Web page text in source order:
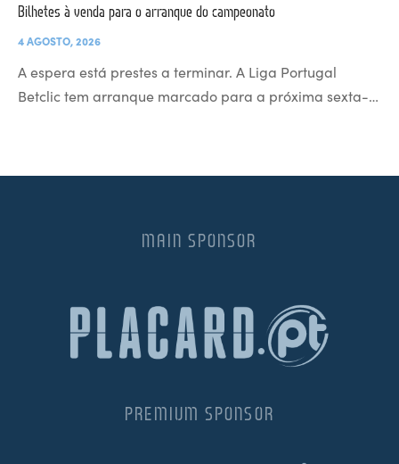
Bilhetes à venda para o arranque do campeonato
4 AGOSTO, 2026
A espera está prestes a terminar. A Liga Portugal
Betclic tem arranque marcado para a próxima sexta-…
MAIN SPONSOR
PREMIUM SPONSOR